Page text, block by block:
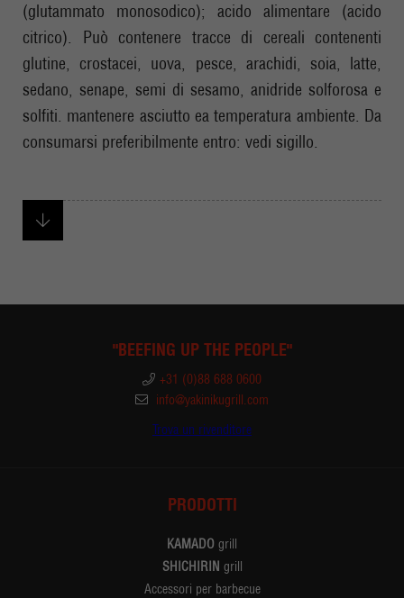
(glutammato monosodico); acido alimentare (acido
citrico). Può contenere tracce di cereali contenenti
glutine, crostacei, uova, pesce, arachidi, soia, latte,
sedano, senape, semi di sesamo, anidride solforosa e
solfiti. mantenere asciutto ea temperatura ambiente. Da
consumarsi preferibilmente entro: vedi sigillo.
"BEEFING UP THE PEOPLE"
+31 (0)88 688 0600
info@yakinikugrill.com
Trova un rivenditore
PRODOTTI
KAMADO grill
SHICHIRIN grill
Accessori per barbecue